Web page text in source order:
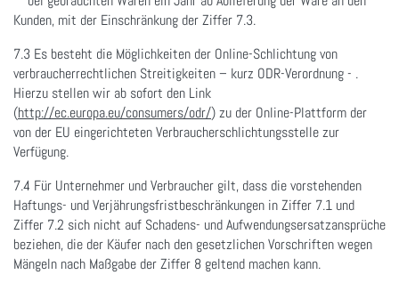
Kunden, mit der Einschränkung der Ziffer 7.3.
7.3 Es besteht die Möglichkeiten der Online-Schlichtung von
verbraucherrechtlichen Streitigkeiten – kurz ODR-Verordnung - .
Hierzu stellen wir ab sofort den Link
(http://ec.europa.eu/consumers/odr/) zu der Online-Plattform der
von der EU eingerichteten Verbraucherschlichtungsstelle zur
Verfügung.
7.4 Für Unternehmer und Verbraucher gilt, dass die vorstehenden
Haftungs- und Verjährungsfristbeschränkungen in Ziffer 7.1 und
Ziffer 7.2 sich nicht auf Schadens- und Aufwendungsersatzansprüche
beziehen, die der Käufer nach den gesetzlichen Vorschriften wegen
Mängeln nach Maßgabe der Ziffer 8 geltend machen kann.